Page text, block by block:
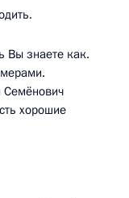
Вы знаете как.
Семёнович
хорошие